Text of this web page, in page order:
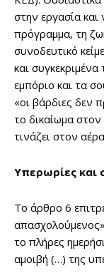
στην εργασία και
πρόγραμμα, τη
συνοδευτικό
και
εμπόριο και τα
«οι βάρδιες δεν
το δικαίωμα
τινάζει στον
Υπερωρίες και
Το άρθρο 6
το πλήρες
αμοιβή (…) της